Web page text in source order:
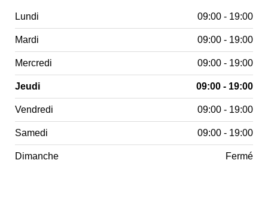
Lundi 09:00 - 19:00
Mardi 09:00 - 19:00
Mercredi 09:00 - 19:00
Jeudi 09:00 - 19:00
Vendredi 09:00 - 19:00
Samedi 09:00 - 19:00
Dimanche Fermé